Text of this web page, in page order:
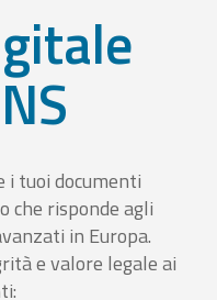
tuoi documenti
che risponde agli
in Europa.
e valore legale ai